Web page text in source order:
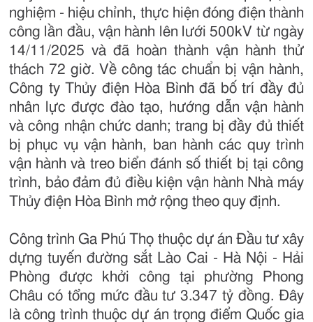
nghiệm - hiệu chỉnh, thực hiện đóng điện thành
công lần đầu, vận hành lên lưới 500kV từ ngày
14/11/2025 và đã hoàn thành vận hành thử
thách 72 giờ. Về công tác chuẩn bị vận hành,
Công ty Thủy điện Hòa Bình đã bố trí đầy đủ
nhân lực được đào tạo, hướng dẫn vận hành
và công nhận chức danh; trang bị đầy đủ thiết
bị phục vụ vận hành, ban hành các quy trình
vận hành và treo biển đánh số thiết bị tại công
trình, bảo đảm đủ điều kiện vận hành Nhà máy
Thủy điện Hòa Bình mở rộng theo quy định.
Công trình Ga Phú Thọ thuộc dự án Đầu tư xây
dựng tuyến đường sắt Lào Cai - Hà Nội - Hải
Phòng được khởi công tại phường Phong
Châu có tổng mức đầu tư 3.347 tỷ đồng. Đây
là công trình thuộc dự án trọng điểm Quốc gia